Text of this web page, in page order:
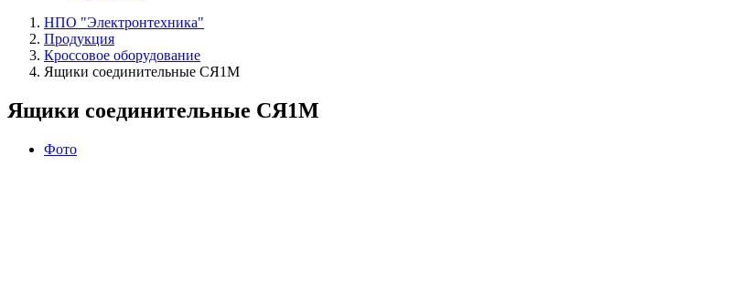
НПО "Электронтехника"
Продукция
Кроссовое оборудование
Ящики соединительные СЯ1М
Ящики соединительные СЯ1М
Фото